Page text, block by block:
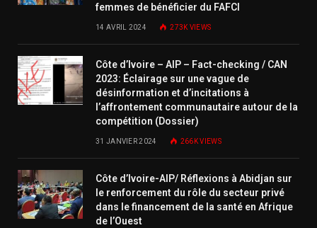
femmes de bénéficier du FAFCI
14 AVRIL 2024 273KVIEWS
Côte d’Ivoire – AIP – Fact-checking / CAN
2023: Éclairage sur une vague de
désinformation et d’incitations à
l’affrontement communautaire autour de la
compétition (Dossier)
31 JANVIER 2024 266KVIEWS
Côte d’Ivoire-AIP/ Réflexions à Abidjan sur
le renforcement du rôle du secteur privé
dans le financement de la santé en Afrique
de l’Ouest